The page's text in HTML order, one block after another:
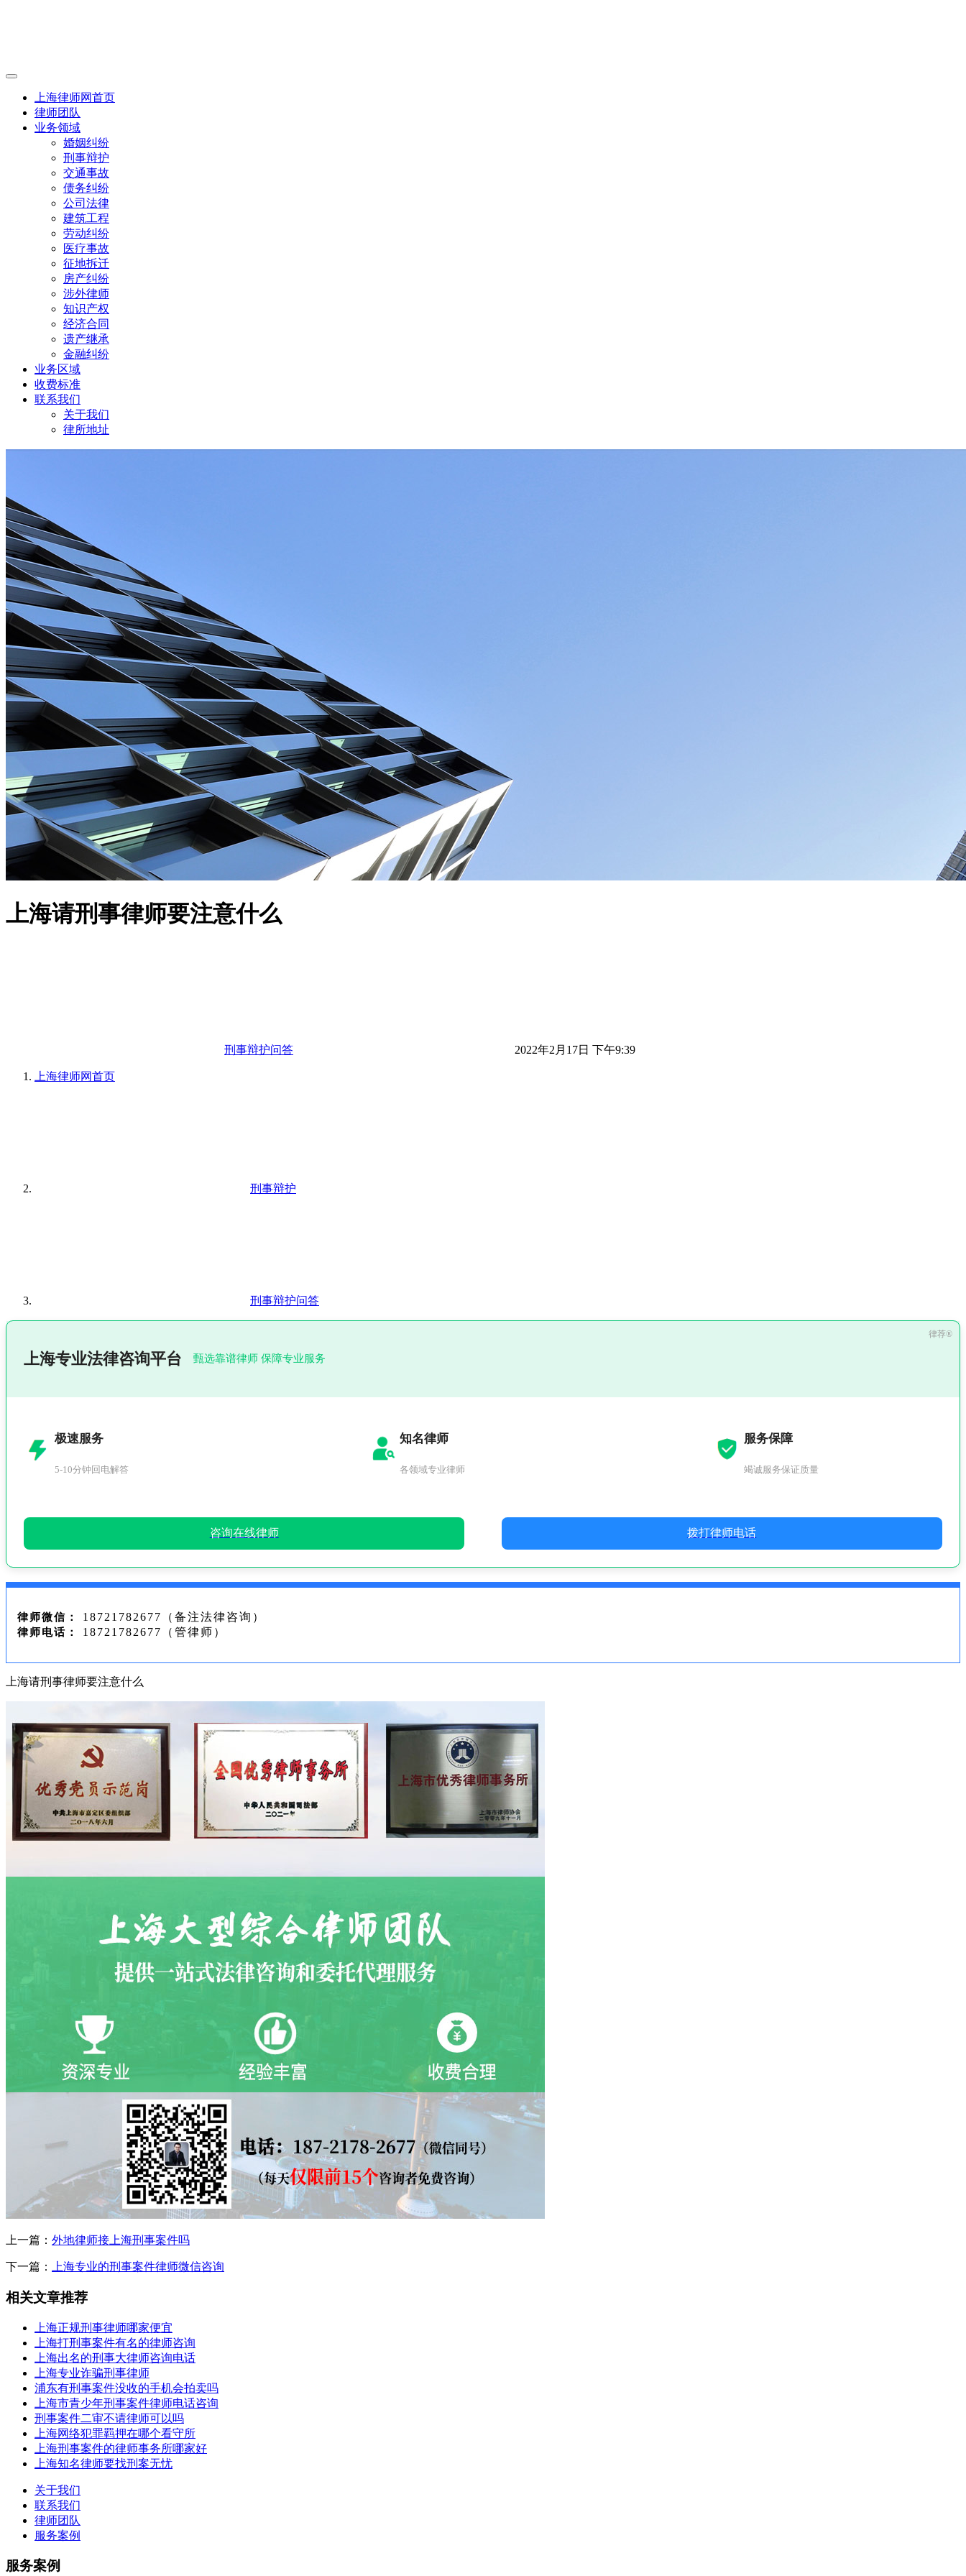
上海律师网首页
律师团队
业务领域
婚姻纠纷
刑事辩护
交通事故
债务纠纷
公司法律
建筑工程
劳动纠纷
医疗事故
征地拆迁
房产纠纷
涉外律师
知识产权
经济合同
遗产继承
金融纠纷
业务区域
收费标准
联系我们
关于我们
律所地址
上海请刑事律师要注意什么
刑事辩护问答 2022年2月17日 下午9:39
上海律师网首页
刑事辩护
刑事辩护问答
上海专业法律咨询平台 甄选靠谱律师 保障专业服务
极速服务
5-10分钟回电解答
知名律师
各领域专业律师
服务保障
竭诚服务保证质量
咨询在线律师 拨打律师电话
律师微信： 18721782677（备注法律咨询）
律师电话： 18721782677（管律师）
上海请刑事律师要注意什么
上一篇： 外地律师接上海刑事案件吗
下一篇： 上海专业的刑事案件律师微信咨询
相关文章推荐
上海正规刑事律师哪家便宜
上海打刑事案件有名的律师咨询
上海出名的刑事大律师咨询电话
上海专业诈骗刑事律师
浦东有刑事案件没收的手机会拍卖吗
上海市青少年刑事案件律师电话咨询
刑事案件二审不请律师可以吗
上海网络犯罪羁押在哪个看守所
上海刑事案件的律师事务所哪家好
上海知名律师要找刑案无忧
关于我们
联系我们
律师团队
服务案例
服务案例